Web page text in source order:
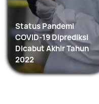
Status Pandemi
COVID-19 Diprediksi
Dicabut Akhir Tahun
2022